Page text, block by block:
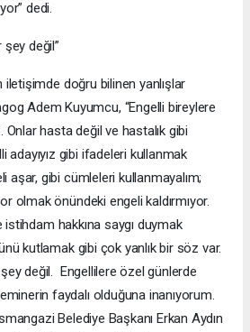
dedi.
şey değil”
iletişimde doğru bilinen yanlışlar
Adem Kuyumcu, “Engelli bireylere
hasta değil ve hastalık gibi
adayıyız gibi ifadeleri kullanmak
aşar, gibi cümleleri kullanmayalım;
olmak önündeki engeli kaldırmıyor.
hakkına saygı duymak
kutlamak gibi çok yanlık bir söz var.
değil. Engellilere özel günlerde
faydalı olduğuna inanıyorum.
Belediye Başkanı Erkan Aydın